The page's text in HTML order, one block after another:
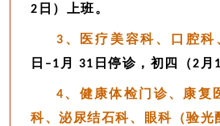
2 日）上班。
3 、医疗美容科、口腔科
日 –1 月 31 日停诊，初四（2 月 1
4、健康体检门诊、康复
科、泌尿结石科、眼科（验光